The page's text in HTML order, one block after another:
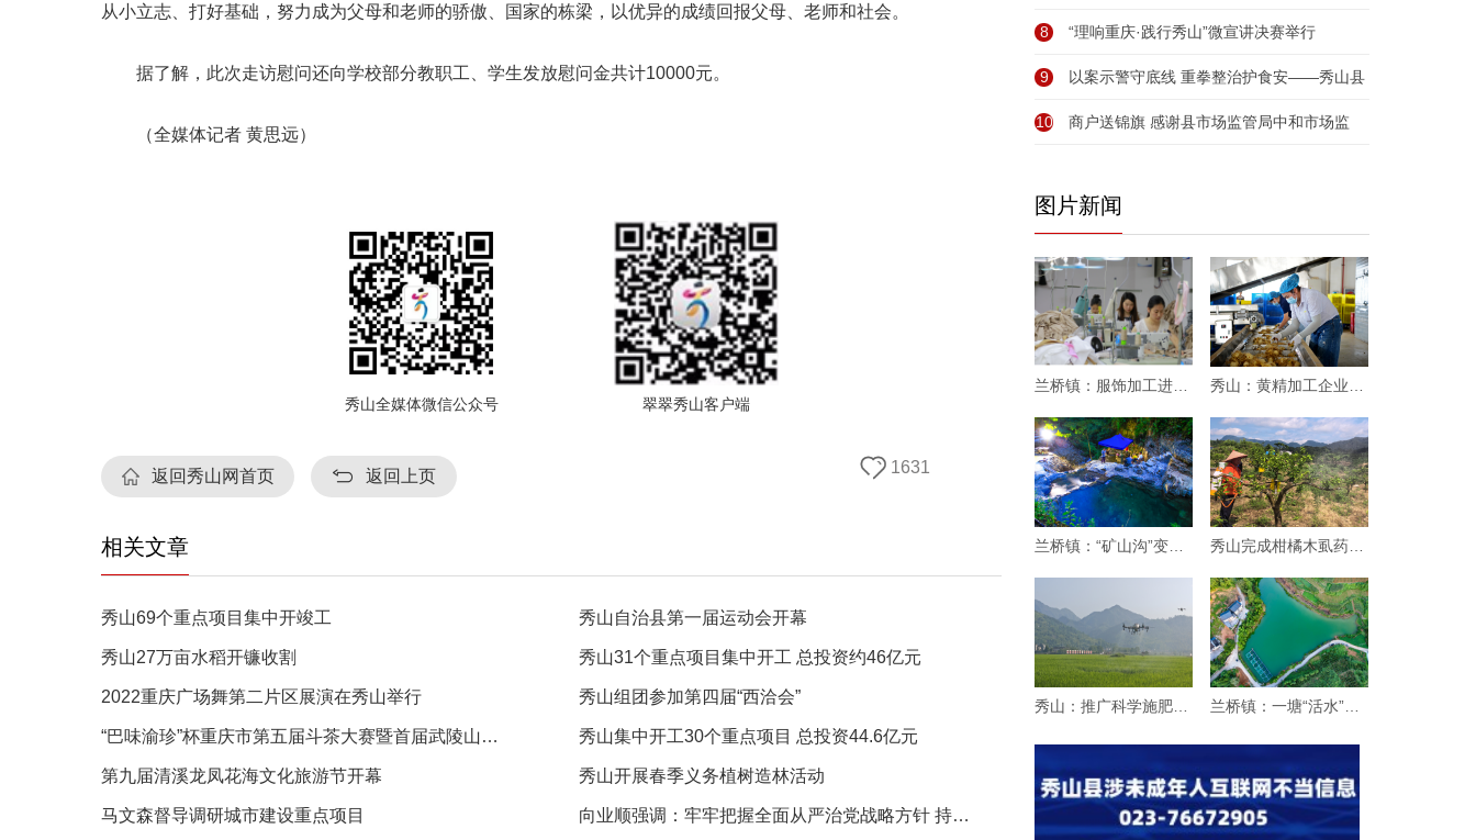
从小立志、打好基础，努力成为父母和老师的骄傲、国家的栋梁，以优异的成绩回报父母、老师和社会。
据了解，此次走访慰问还向学校部分教职工、学生发放慰问金共计10000元。
（全媒体记者 黄思远）
秀山全媒体微信公众号 翠翠秀山客户端
返回秀山网首页 返回上页 1631
相关文章
秀山69个重点项目集中开竣工 秀山自治县第一届运动会开幕
秀山27万亩水稻开镰收割 秀山31个重点项目集中开工 总投资约46亿元
2022重庆广场舞第二片区展演在秀山举行 秀山组团参加第四届“西洽会”
“巴味渝珍”杯重庆市第五届斗茶大赛暨首届武陵山茶文化节举行 秀山集中开工30个重点项目 总投资44.6亿元
第九届清溪龙凤花海文化旅游节开幕 秀山开展春季义务植树造林活动
马文森督导调研城市建设重点项目 向业顺强调：牢牢把握全面从严治党战略方针 持续打好党风廉政建设和反腐败斗争攻坚战持久战
8 “理响重庆·践行秀山”微宣讲决赛举行
9 以案示警守底线 重拳整治护食安——秀山县
10 商户送锦旗 感谢县市场监管局中和市场监
图片新闻